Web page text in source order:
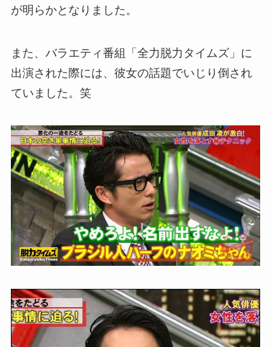
が明らかとなりました。
また、バラエティ番組「全力脱力タイムズ」に
出演された際には、彼女の話題でいじり倒され
ていました。笑